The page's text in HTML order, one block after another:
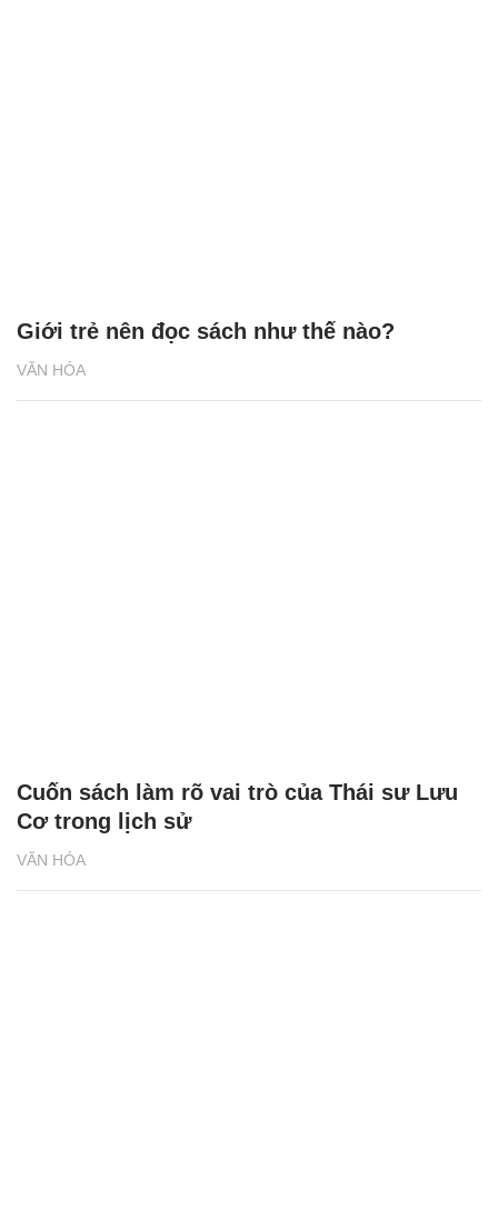
VĂN HÓA
Giới trẻ nên đọc sách như thế nào?
VĂN HÓA
Cuốn sách làm rõ vai trò của Thái sư Lưu
Cơ trong lịch sử